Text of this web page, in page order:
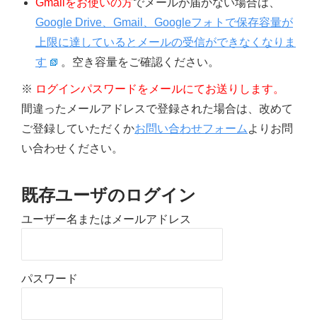
Gmailをお使いの方でメールが届かない場合は、
Google Drive、Gmail、Googleフォトで保存容量が
上限に達しているとメールの受信ができなくなりま
す
。空き容量をご確認ください。
※ ログインパスワードをメールにてお送りします。
間違ったメールアドレスで登録された場合は、改めて
ご登録していただくかお問い合わせフォーム よりお問
い合わせください。
既存ユーザのログイン
ユーザー名またはメールアドレス
パスワード